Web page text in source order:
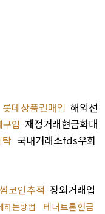
롯데상품권매입 해외선
구입 재정거래현금화대
탁 국내거래소fds우회
코인추적 장외거래업
하는방법
테더트론현금